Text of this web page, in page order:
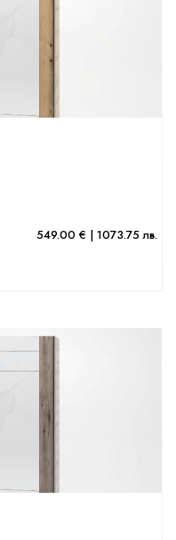
549.00 € | 1073.75 лв.